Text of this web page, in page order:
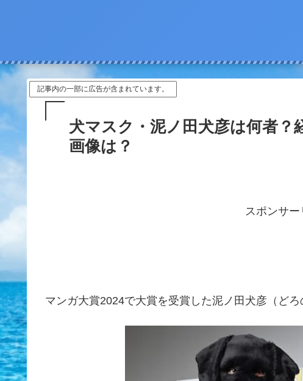
記事内の一部に広告が含まれています。
犬マスク・泥ノ田犬彦は何者？
画像は？
スポンサー
マンガ大賞2024で大賞を受賞した泥ノ田犬彦（どろ